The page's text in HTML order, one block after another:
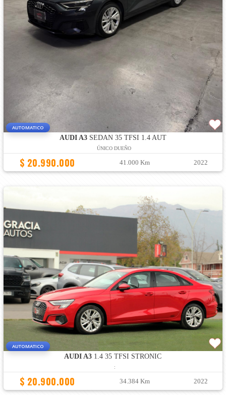
AUTOMATICO
AUDI A3SEDAN 35 TFSI 1.4 AUT
ÚNICO DUEÑO
$ 20.990.000 41.000 Km 2022
AUTOMATICO
AUDI A3 1.4 35 TFSI STRONIC
:
$ 20.900.000 34.384 Km 2022